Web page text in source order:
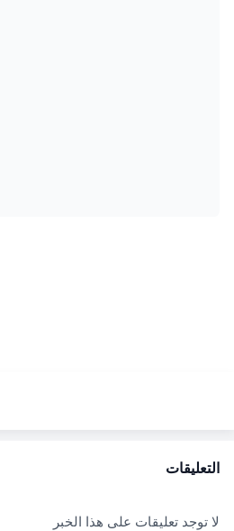
التعليقات
لا توجد تعليقات على هذا الخبر